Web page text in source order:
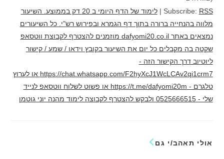
Subscribe: RSS
|
לימוד של הדף היומי ב 20 דק בממוצע. השיעור
מלווה בהנחייה ברורה בתוך דף הגמרא ובפירוש רש"י. כל השיעורים
נמצאים באתר dafyomi20.co.il מוזמנים להצטרף לקבוצת ווטסאפ
שקטה בה מקבלים כל יום את השיעור בקובץ וידאו / שמע / קישור
ליוטיוב דרך הקישור הזה -
https://chat.whatsapp.com/F2hyXcJ1WcLCAv2qi1crm7 או לערוץ
טלגרם - https://t.me/dafyomi20m או פשוט לשלוח ווטסאפ לנייד
שלי - 0525666515 ולבקש להצטרף לקבוצה לימוד מהנה יוני גוטמן
אולי תאהב/י גם